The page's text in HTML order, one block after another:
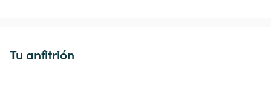
Tu anfitrión